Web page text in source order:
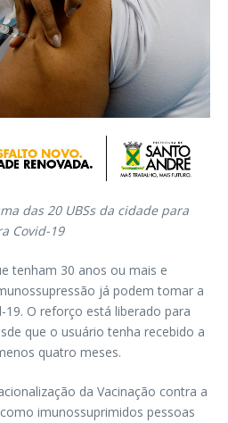
das 20 UBSs da cidade para
Covid-19
tenham 30 anos ou mais e
já podem tomar a
O reforço está liberado para
que o usuário tenha recebido a
quatro meses.
da Vacinação contra a
imunossuprimidos pessoas